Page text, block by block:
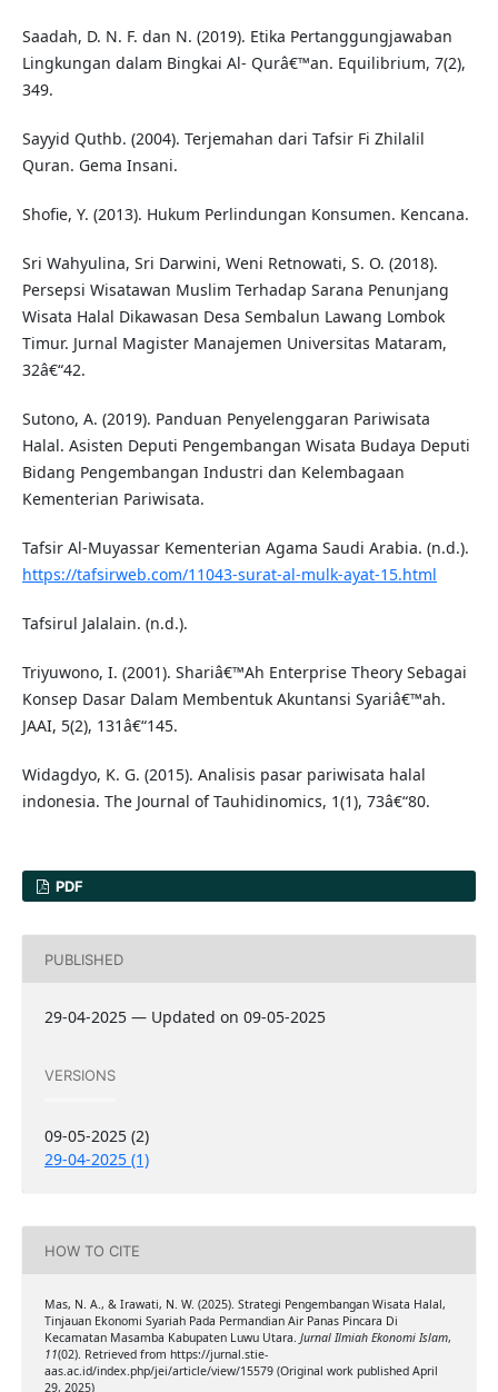
Saadah, D. N. F. dan N. (2019). Etika Pertanggungjawaban
Lingkungan dalam Bingkai Al- Qurâ€™an. Equilibrium, 7(2),
349.
Sayyid Quthb. (2004). Terjemahan dari Tafsir Fi Zhilalil
Quran. Gema Insani.
Shofie, Y. (2013). Hukum Perlindungan Konsumen. Kencana.
Sri Wahyulina, Sri Darwini, Weni Retnowati, S. O. (2018).
Persepsi Wisatawan Muslim Terhadap Sarana Penunjang
Wisata Halal Dikawasan Desa Sembalun Lawang Lombok
Timur. Jurnal Magister Manajemen Universitas Mataram,
32â€“42.
Sutono, A. (2019). Panduan Penyelenggaran Pariwisata
Halal. Asisten Deputi Pengembangan Wisata Budaya Deputi
Bidang Pengembangan Industri dan Kelembagaan
Kementerian Pariwisata.
Tafsir Al-Muyassar Kementerian Agama Saudi Arabia. (n.d.).
https://tafsirweb.com/11043-surat-al-mulk-ayat-15.html
Tafsirul Jalalain. (n.d.).
Triyuwono, I. (2001). Shariâ€™Ah Enterprise Theory Sebagai
Konsep Dasar Dalam Membentuk Akuntansi Syariâ€™ah.
JAAI, 5(2), 131â€“145.
Widagdyo, K. G. (2015). Analisis pasar pariwisata halal
indonesia. The Journal of Tauhidinomics, 1(1), 73â€“80.
PDF
PUBLISHED
29-04-2025 — Updated on 09-05-2025
VERSIONS
09-05-2025 (2)
29-04-2025 (1)
HOW TO CITE
Mas, N. A., & Irawati, N. W. (2025). Strategi Pengembangan Wisata Halal,
Tinjauan Ekonomi Syariah Pada Permandian Air Panas Pincara Di
Kecamatan Masamba Kabupaten Luwu Utara. Jurnal Ilmiah Ekonomi Islam,
11(02). Retrieved from https://jurnal.stie-
aas.ac.id/index.php/jei/article/view/15579 (Original work published April
29, 2025)